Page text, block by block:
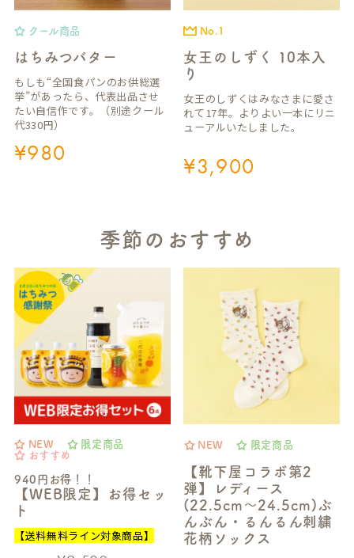
クール商品
はちみつバター
もしも“全国食パンのお供総選
挙”があったら、代表出品させ
たい自信作です。（別途クール
代330円）
¥980
No.1
女王のしずく 10本入
り
女王のしずくはみなさまに愛さ
れて17年。よりよい一本にリニ
ューアルいたしました。
¥3,900
季節のおすすめ
NEW
限定商品
おすすめ
940円お得！！
【WEB限定】お得セッ
ト
【送料無料ライン対象商品】
NEW 限定商品
【靴下屋コラボ第2
弾】レディース
(22.5cm～24.5cm)ぶ
んぶん・るんるん刺繍
花柄ソックス